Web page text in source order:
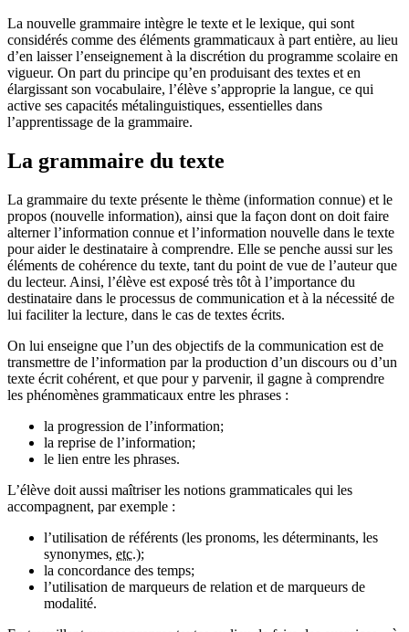
La nouvelle grammaire intègre le texte et le lexique, qui sont
considérés comme des éléments grammaticaux à part entière, au lieu
d’en laisser l’enseignement à la discrétion du programme scolaire en
vigueur. On part du principe qu’en produisant des textes et en
élargissant son vocabulaire, l’élève s’approprie la langue, ce qui
active ses capacités métalinguistiques, essentielles dans
l’apprentissage de la grammaire.
La grammaire du texte
La grammaire du texte présente le thème (information connue) et le
propos (nouvelle information), ainsi que la façon dont on doit faire
alterner l’information connue et l’information nouvelle dans le texte
pour aider le destinataire à comprendre. Elle se penche aussi sur les
éléments de cohérence du texte, tant du point de vue de l’auteur que
du lecteur. Ainsi, l’élève est exposé très tôt à l’importance du
destinataire dans le processus de communication et à la nécessité de
lui faciliter la lecture, dans le cas de textes écrits.
On lui enseigne que l’un des objectifs de la communication est de
transmettre de l’information par la production d’un discours ou d’un
texte écrit cohérent, et que pour y parvenir, il gagne à comprendre
les phénomènes grammaticaux entre les phrases :
la progression de l’information;
la reprise de l’information;
le lien entre les phrases.
L’élève doit aussi maîtriser les notions grammaticales qui les
accompagnent, par exemple :
l’utilisation de référents (les pronoms, les déterminants, les
synonymes, etc.);
la concordance des temps;
l’utilisation de marqueurs de relation et de marqueurs de
modalité.